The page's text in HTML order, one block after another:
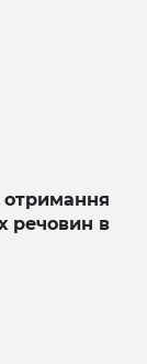
отримання
речовин в